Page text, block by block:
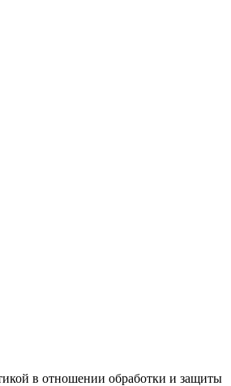
в отношении обработки и защиты